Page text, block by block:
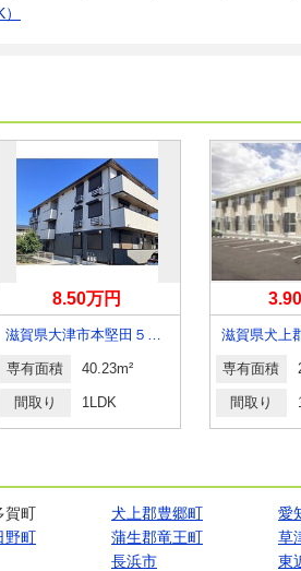
8.50万円
滋賀県大津市本堅田５丁目
専有面積 40.23m²
間取り 1LDK
専有面積
間取り
賀町 犬上郡豊郷町 愛
野町 蒲生郡竜王町 草
長浜市 東